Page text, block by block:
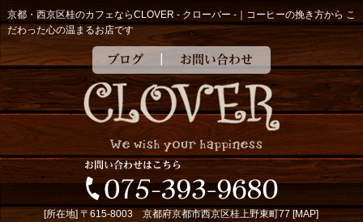
京都・西京区桂のカフェならCLOVER - クローバー -｜コーヒーの挽き方から こ
だわった心の温まるお店です
ブログ お問い合わせ
[所在地] 〒615-8003 京都府京都市西京区桂上野東町77 [MAP]